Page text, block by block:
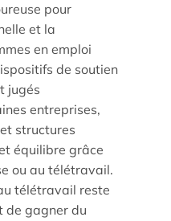
pour
et la
en emploi
de soutien
jugés
entreprises,
structures
équilibre grâce
ou au télétravail.
télétravail reste
de gagner du